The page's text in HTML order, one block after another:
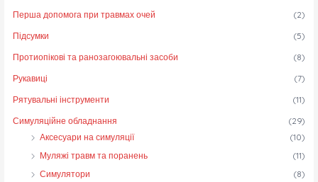
Перша допомога при травмах очей
(2)
Підсумки
(5)
Протиопікові та ранозагоювальні засоби
(8)
Рукавиці
(7)
Рятувальні інструменти
(11)
Симуляційне обладнання
(29)
Аксесуари на симуляції
(10)
Муляжі травм та поранень
(11)
Симулятори
(8)